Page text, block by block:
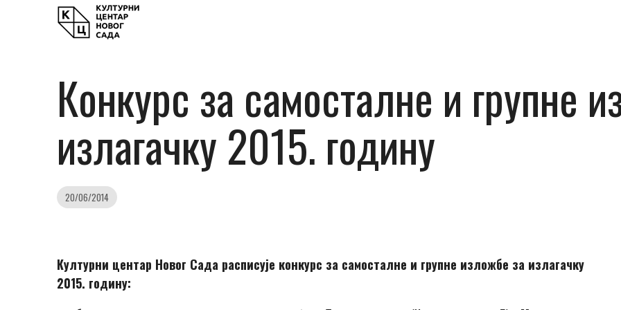
Конкурс за самосталне и групне
излагачку 2015. годину
20/06/2014
Културни центар Новог Сада расписује конкурс за самосталне и групне изложбе за излагачку
2015. годину: